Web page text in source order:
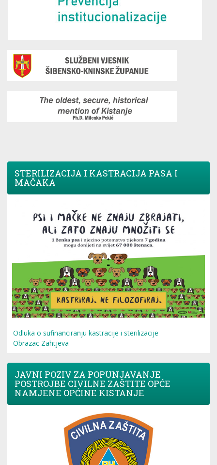
STERILIZACIJA I KASTRACIJA PASA I
MAČAKA
Odluka o sufinanciranju kastracije i sterilizacije
Obrazac Zahtjeva
JAVNI POZIV ZA POPUNJAVANJE
POSTROJBE CIVILNE ZAŠTITE OPĆE
NAMJENE OPĆINE KISTANJE